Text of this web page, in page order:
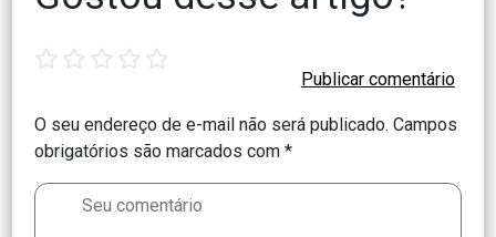
O seu endereço de e-mail não será publicado. Campos
obrigatórios são marcados com*
star stars stars stars stars